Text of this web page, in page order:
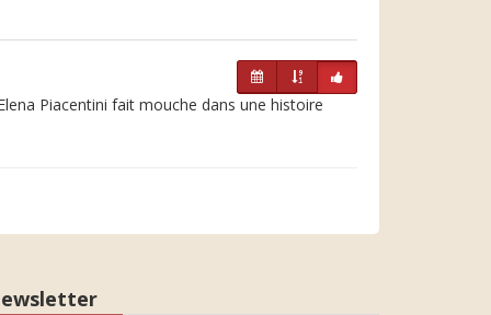
Piacentini fait mouche dans une histoire